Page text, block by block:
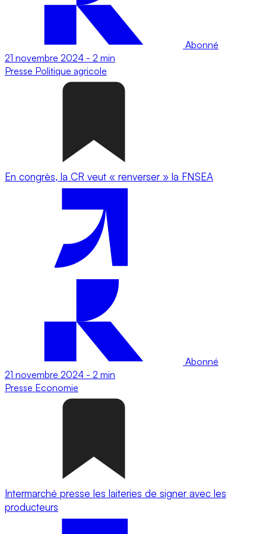
Abonné
21 novembre 2024 - 2 min
Presse Politique agricole
En congrès, la CR veut « renverser » la FNSEA
Abonné
21 novembre 2024 - 2 min
Presse Economie
Intermarché presse les laiteries de signer avec les
producteurs